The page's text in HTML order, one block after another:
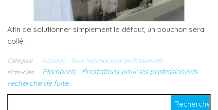
Afin de solutionner simplement le défaut, un bouchon sera
collé.
Catégorie Actualité
Sous traitance pour professionnels
Mots-clés
Plomberie
Prestations pour les professionnels
recherche de fuite